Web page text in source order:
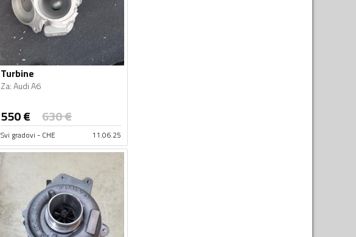
Turbine
Za:Audi A6
550€ 630€
Svi gradovi - CHE 11.06.25